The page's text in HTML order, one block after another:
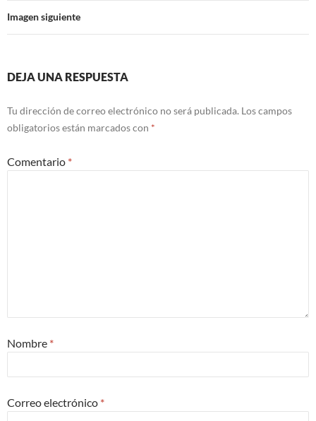
Imagen siguiente
DEJA UNA RESPUESTA
Tu dirección de correo electrónico no será publicada. Los campos
obligatorios están marcados con *
Comentario *
Nombre *
Correo electrónico *